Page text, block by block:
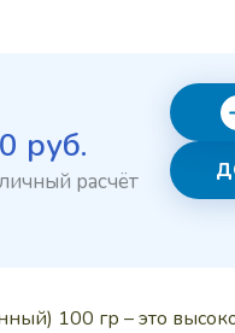
руб.Текущая
цена:
100 гр – это